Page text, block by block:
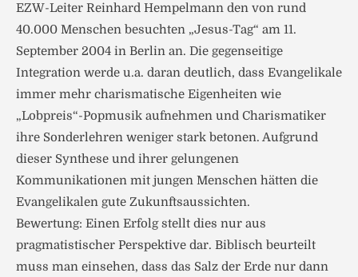
EZW-Leiter Reinhard Hempelmann den von rund
40.000 Menschen besuchten „Jesus-Tag“ am 11.
September 2004 in Berlin an. Die gegenseitige
Integration werde u.a. daran deutlich, dass Evangelikale
immer mehr charismatische Eigenheiten wie
„Lobpreis“-Popmusik aufnehmen und Charismatiker
ihre Sonderlehren weniger stark betonen. Aufgrund
dieser Synthese und ihrer gelungenen
Kommunikationen mit jungen Menschen hätten die
Evangelikalen gute Zukunftsaussichten.
Bewertung: Einen Erfolg stellt dies nur aus
pragmatistischer Perspektive dar. Biblisch beurteilt
muss man einsehen, dass das Salz der Erde nur dann